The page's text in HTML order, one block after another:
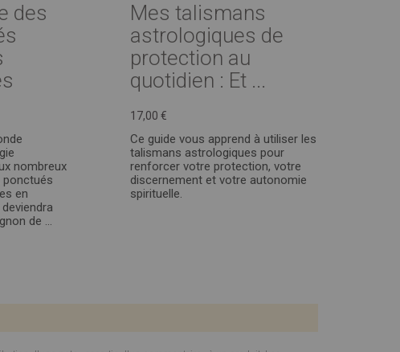
des
nombreux
ponctués
en
de ...
Mes talismans
astrologiques de
protection au
quotidien : Et ...
17,00 €
Ce guide vous apprend à utiliser les
talismans astrologiques pour
renforcer votre protection, votre
discernement et votre autonomie
spirituelle.